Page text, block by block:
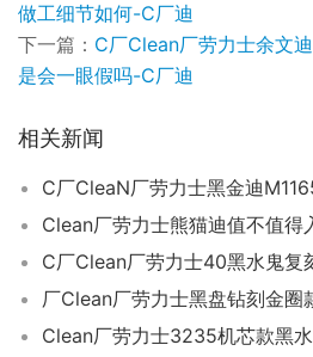
做工细节如何-C厂迪
下一篇： C厂Clean厂劳力士余文
是会一眼假吗-C厂迪
相关新闻
Clean厂劳力士熊猫迪值不值